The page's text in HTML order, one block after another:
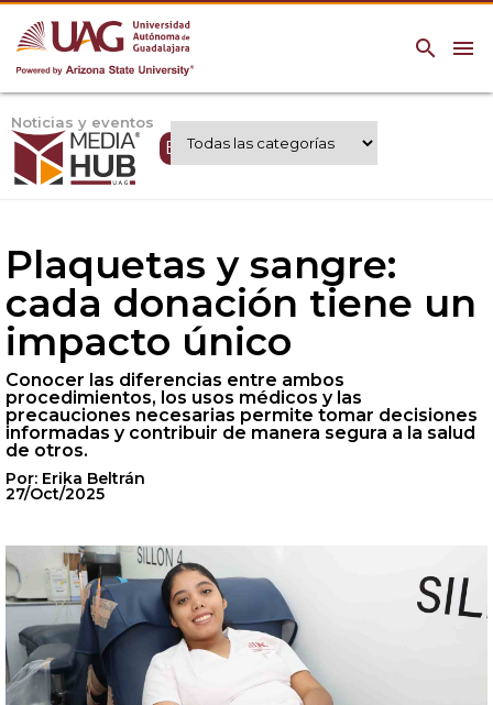
menu
search
Noticias y eventos
Expertos UAG
Plaquetas y sangre:
cada donación tiene un
impacto único
Conocer las diferencias entre ambos
procedimientos, los usos médicos y las
precauciones necesarias permite tomar decisiones
informadas y contribuir de manera segura a la salud
de otros.
Por: Erika Beltrán
27/Oct/2025